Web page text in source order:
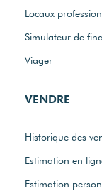
Locaux
Simulateur de
Viager
VENDRE
Historique des
Estimation en
Estimation